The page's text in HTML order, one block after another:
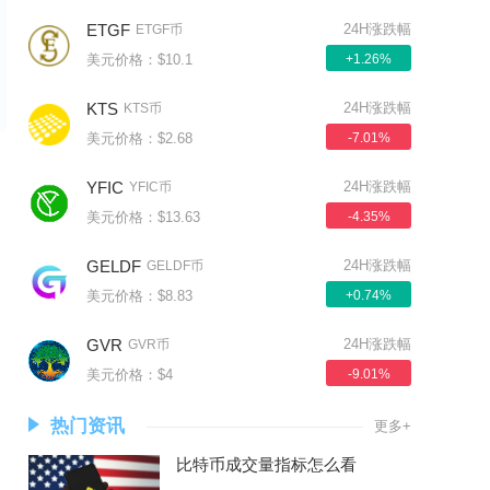
ETGF ETGF币
美元价格：$10.1
24H涨跌幅
+1.26%
KTS KTS币
美元价格：$2.68
24H涨跌幅
-7.01%
YFIC YFIC币
美元价格：$13.63
24H涨跌幅
-4.35%
GELDF GELDF币
美元价格：$8.83
24H涨跌幅
+0.74%
GVR GVR币
美元价格：$4
24H涨跌幅
-9.01%
热门资讯 更多+
比特币成交量指标怎么看